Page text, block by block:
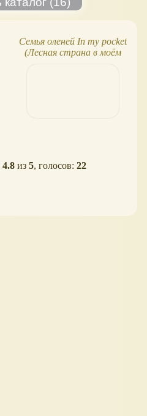
Семья оленей In my pocket
(Лесная страна в моём
4.8 из 5, голосов: 22